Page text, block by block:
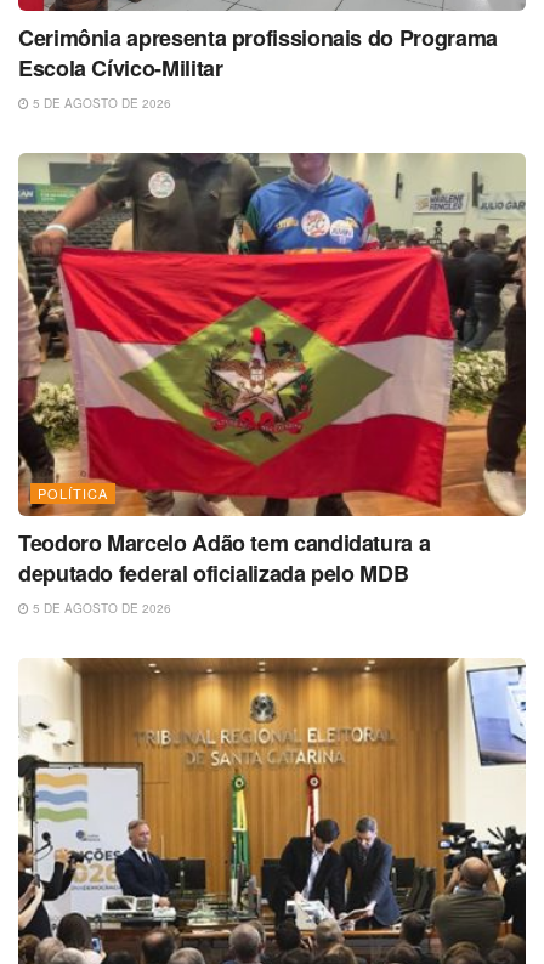
Cerimônia apresenta profissionais do Programa
Escola Cívico-Militar
5 DE AGOSTO DE 2026
POLÍTICA
Teodoro Marcelo Adão tem candidatura a
deputado federal oficializada pelo MDB
5 DE AGOSTO DE 2026